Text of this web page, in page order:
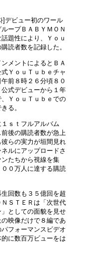
]デビュー初のワール
ープＢＡＢＹＭＯＮ
題性により、Ｙｏｕ
読者数を記録した。
メントによるとＢＡ
ＹｏｕＴｕｂｅチャ
前８時２６分頃８０
式デビューから１年
ＹｏｕＴｕｂｅでの
る。
ｓｔフルアルバム
前後の購読者数が急上
らの実力が垣間見れ
ルにアップロードさ
たちから視線を集
０万人に達する購読
回数も３５億回を超
ＳＴＥＲは「次世代
としての面貌を見せ
映像だけで８編であ
フォーマンスビデオ
に数百万ビューをは